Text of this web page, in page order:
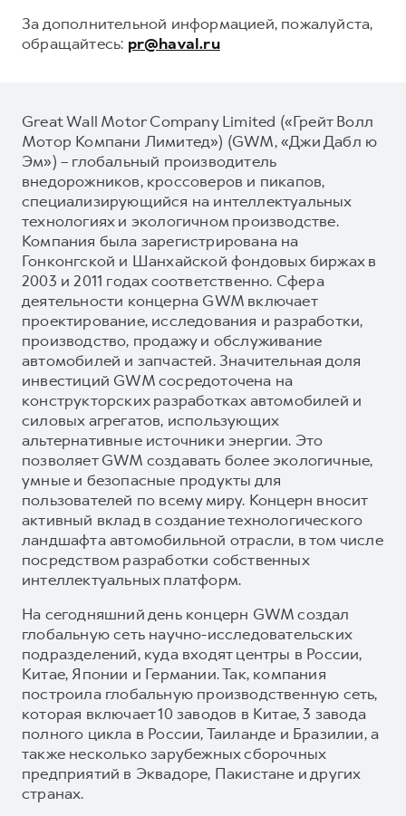
За дополнительной информацией, пожалуйста,
обращайтесь: pr@haval.ru
Great Wall Motor Company Limited («Грейт Волл
Мотор Компани Лимитед») (GWM, «Джи Дабл ю
Эм») – глобальный производитель
внедорожников, кроссоверов и пикапов,
специализирующийся на интеллектуальных
технологиях и экологичном производстве.
Компания была зарегистрирована на
Гонконгской и Шанхайской фондовых биржах в
2003 и 2011 годах соответственно. Сфера
деятельности концерна GWM включает
проектирование, исследования и разработки,
производство, продажу и обслуживание
автомобилей и запчастей. Значительная доля
инвестиций GWM сосредоточена на
конструкторских разработках автомобилей и
силовых агрегатов, использующих
альтернативные источники энергии. Это
позволяет GWM создавать более экологичные,
умные и безопасные продукты для
пользователей по всему миру. Концерн вносит
активный вклад в создание технологического
ландшафта автомобильной отрасли, в том числе
посредством разработки собственных
интеллектуальных платформ.
На сегодняшний день концерн GWM создал
глобальную сеть научно-исследовательских
подразделений, куда входят центры в России,
Китае, Японии и Германии. Так, компания
построила глобальную производственную сеть,
которая включает 10 заводов в Китае, 3 завода
полного цикла в России, Таиланде и Бразилии, а
также несколько зарубежных сборочных
предприятий в Эквадоре, Пакистане и других
странах.